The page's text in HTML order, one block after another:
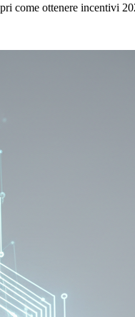
come ottenere incentivi